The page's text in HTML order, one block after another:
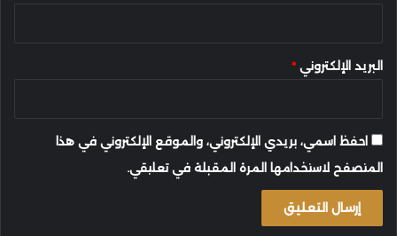
البريد الإلكتروني *
احفظ اسمي، بريدي الإلكتروني، والموقع الإلكتروني في هذا
المتصفح لاستخدامها المرة المقبلة في تعليقي.